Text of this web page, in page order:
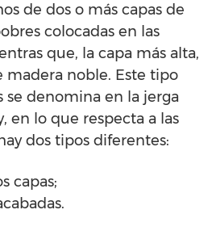
de dos o más capas de
colocadas en las
que, la capa más alta,
madera noble. Este tipo
se denomina en la jerga
en lo que respecta a las
dos tipos diferentes:
capas;